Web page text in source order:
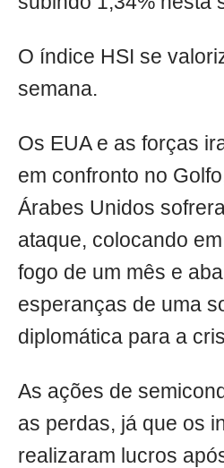
O índice HSI se
semana.
Os EUA e as forças
em confronto no
Árabes Unidos
ataque, colocando
fogo de um mês e
esperanças de uma
diplomática para a
As ações de
as perdas, já que os
realizaram lucros